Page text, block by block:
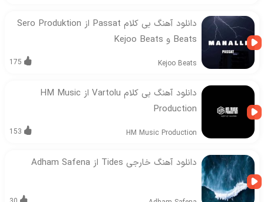
دانلود آهنگ بی کلام Passat از Sero Produktion
Beats و Kejoo Beats
Kejoo Beats
175
دانلود آهنگ بی کلام Vartolu از HM Music
Production
HM Music Production
153
دانلود آهنگ خارجی Tides از Adham Safena